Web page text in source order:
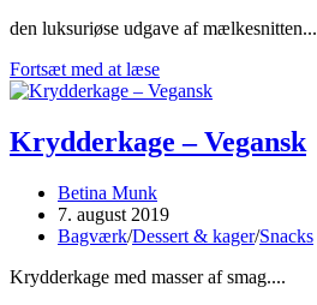
den luksuriøse udgave af mælkesnitten...
Fortsæt med at læseMælkesnitter
Krydderkage – Vegansk
Post
author:
Betina Munk
Post
published:
7. august 2019
Post
Bagværk/Dessert & kager/Snacks
Krydderkage med masser af smag....